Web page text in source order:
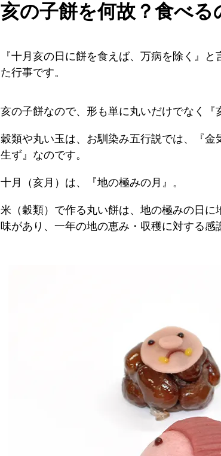
亥の子餅を何故？食べる
『十月亥の日に餅を食えば、万病を除く』
た行事です。
亥の子餅なので、形も単に丸いだけでなく『
穀類や丸い玉は、お馴染み五行説では、『
生ず』なのです。
十月（亥月）は、『地の極みの月』。
米（穀類）で作る丸い餅は、地の極みの日
味があり、一年の地の恵み・収穫に対する感